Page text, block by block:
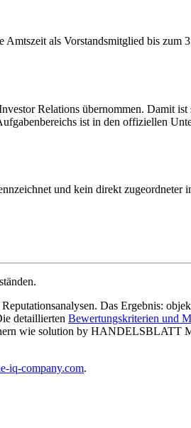
als Vorstandsmitglied bis zum
Relations übernommen. Damit
ist in den offiziellen
und kein direkt zugeordneter
Das Ergebnis:
detaillierten Bewertungskriterien und
wie solution by HANDELSBLATT
iq-company.com.